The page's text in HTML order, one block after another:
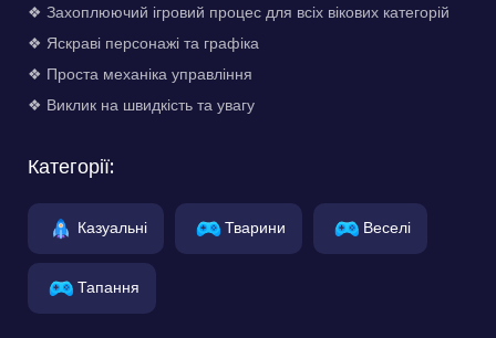
❖ Захоплюючий ігровий процес для всіх вікових категорій
❖ Яскраві персонажі та графіка
❖ Проста механіка управління
❖ Виклик на швидкість та увагу
Категорії:
Казуальні Тварини Веселі
Тапання